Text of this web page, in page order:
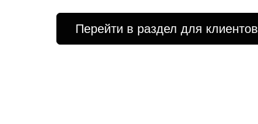
Перейти в раздел для клиентов